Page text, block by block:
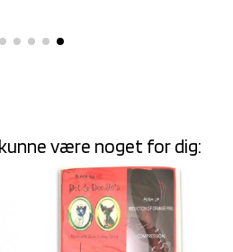
være noget for dig: